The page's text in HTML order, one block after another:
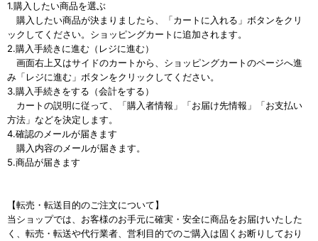
1.購入したい商品を選ぶ
購入したい商品が決まりましたら、「カートに入れる」ボタンをクリ
ックしてください。ショッピングカートに追加されます。
2.購入手続きに進む（レジに進む）
画面右上又はサイドのカートから、ショッピングカートのページへ進
み「レジに進む」ボタンをクリックしてください。
3.購入手続きをする（会計をする）
カートの説明に従って、「購入者情報」「お届け先情報」「お支払い
方法」などを決定します。
4.確認のメールが届きます
購入内容のメールが届きます。
5.商品が届きます
【転売・転送目的のご注文について】
当ショップでは、お客様のお手元に確実・安全に商品をお届けいたした
く、転売・転送や代行業者、営利目的でのご購入は固くお断りしており